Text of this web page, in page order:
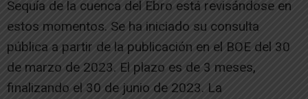
Sequía de la cuenca del Ebro está revisándose en
estos momentos. Se ha iniciado su consulta
pública a partir de la publicación en el BOE del 30
de marzo de 2023. El plazo es de 3 meses,
finalizando el 30 de junio de 2023. La